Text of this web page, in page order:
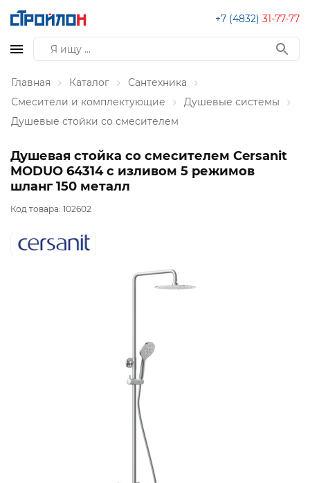
+7 (4832) 31-77-77
Главная Каталог
Сантехника
Смесители и комплектующие
Душевые системы
Душевые стойки со смесителем
Душевая стойка со смесителем Cersanit
MODUO 64314 с изливом 5 режимов
шланг 150 металл
Код товара: 102602